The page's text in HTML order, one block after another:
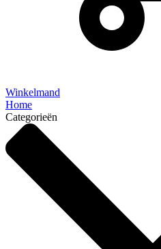
Winkelmand
Home
Categorieën